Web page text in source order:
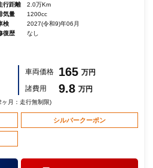
行距離
2.0万Km
気量
1200cc
検
2027(令和9)年06月
復歴
なし
車両価格 165 万円
諸費用
9.8 万円
月：走行無制限)
シルバークーポン